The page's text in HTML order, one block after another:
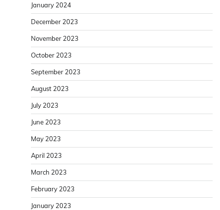
January 2024
December 2023
November 2023
October 2023
September 2023
August 2023
July 2023
June 2023
May 2023
April 2023
March 2023
February 2023
January 2023